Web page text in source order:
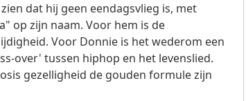
dat hij geen eendagsvlieg is, met
op zijn naam. Voor hem is de
Voor Donnie is het wederom een
over' tussen hiphop en het levenslied.
gezelligheid de gouden formule zijn